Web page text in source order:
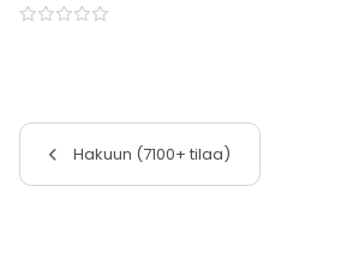
Hakuun (7100+ tilaa)